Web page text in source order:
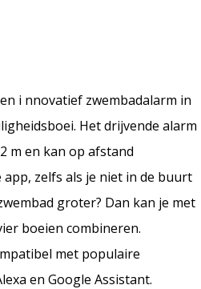
i nnovatief zwembadalarm in
Het drijvende alarm
m en kan op afstand
app, zelfs als je niet in de buurt
groter? Dan kan je met
boeien combineren.
met populaire
en Google Assistant.